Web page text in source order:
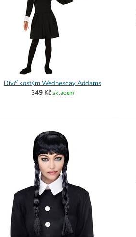
Dívčí kostým Wednesday Addams
349 Kč skladem